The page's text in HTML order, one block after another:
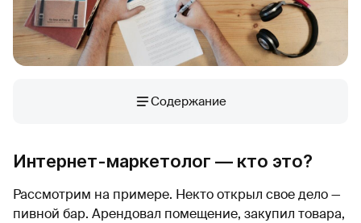
Содержание
Интернет-маркетолог — кто это?
Рассмотрим на примере. Некто открыл свое дело —
пивной бар. Арендовал помещение, закупил товара,